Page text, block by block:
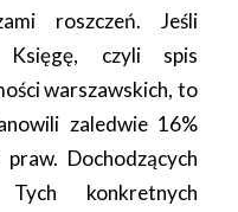
roszczeń. Jeśli
czyli spis
warszawskich, to
zaledwie 16%
Dochodzących
Tych konkretnych